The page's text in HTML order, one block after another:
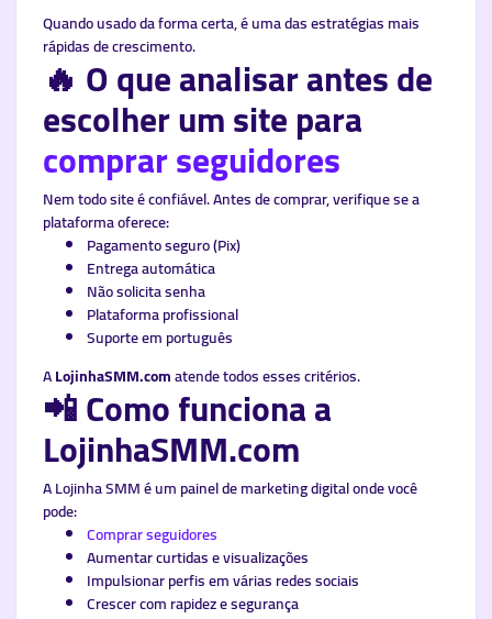
Quando usado da forma certa, é uma das estratégias mais
rápidas de crescimento.
🔥 O que analisar antes de
escolher um site para
comprar seguidores
Nem todo site é confiável. Antes de comprar, verifique se a
plataforma oferece:
Pagamento seguro (Pix)
Entrega automática
Não solicita senha
Plataforma profissional
Suporte em português
ALojinhaSMM.comatende todos esses critérios.
📲 Como funciona a
LojinhaSMM.com
A Lojinha SMM é um painel de marketing digital onde você
pode:
Comprar seguidores
Aumentar curtidas e visualizações
Impulsionar perfis em várias redes sociais
Crescer com rapidez e segurança